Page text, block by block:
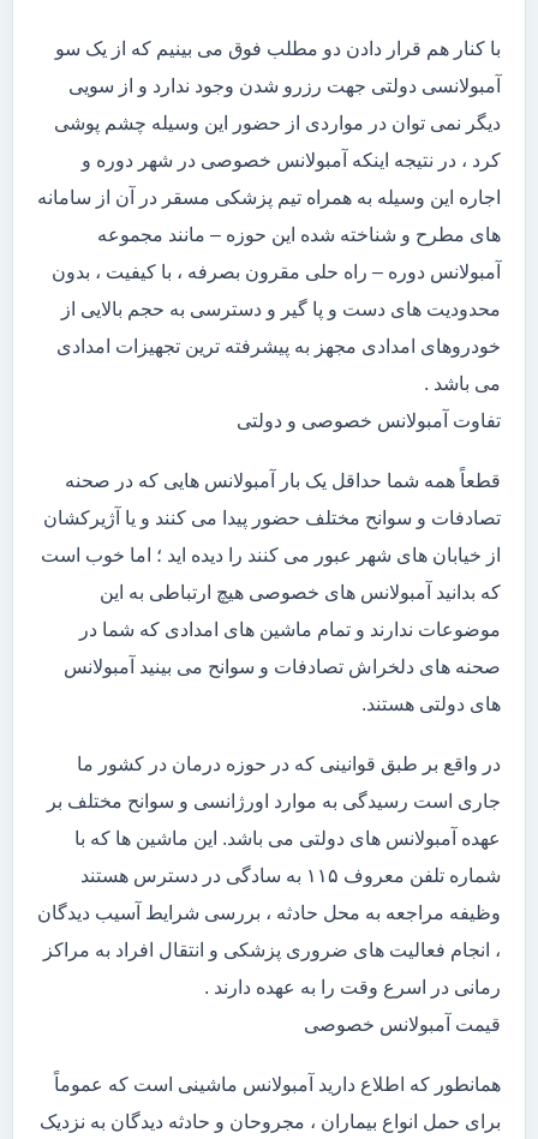
با کنار هم قرار دادن دو مطلب فوق می بینیم که از یک سو
آمبولانسی دولتی جهت رزرو شدن وجود ندارد و از سویی
دیگر نمی توان در مواردی از حضور این وسیله چشم پوشی
کرد ، در نتیجه اینکه آمبولانس خصوصی در شهر دوره و
اجاره این وسیله به همراه تیم پزشکی مسقر در آن از سامانه
های مطرح و شناخته شده این حوزه – مانند مجموعه
آمبولانس دوره – راه حلی مقرون بصرفه ، با کیفیت ، بدون
محدودیت های دست و پا گیر و دسترسی به حجم بالایی از
خودروهای امدادی مجهز به پیشرفته ترین تجهیزات امدادی
می باشد .
تفاوت آمبولانس خصوصی و دولتی
قطعاً همه شما حداقل یک بار آمبولانس هایی که در صحنه
تصادفات و سوانح مختلف حضور پیدا می کنند و یا آژیرکشان
از خیابان های شهر عبور می کنند را دیده اید ؛ اما خوب است
که بدانید آمبولانس های خصوصی هیچ ارتباطی به این
موضوعات ندارند و تمام ماشین های امدادی که شما در
صحنه های دلخراش تصادفات و سوانح می بینید آمبولانس
های دولتی هستند.
در واقع بر طبق قوانینی که در حوزه درمان در کشور ما
جاری است رسیدگی به موارد اورژانسی و سوانح مختلف بر
عهده آمبولانس های دولتی می باشد. این ماشین ها که با
شماره تلفن معروف ۱۱۵ به سادگی در دسترس هستند
وظیفه مراجعه به محل حادثه ، بررسی شرایط آسیب دیدگان
، انجام فعالیت های ضروری پزشکی و انتقال افراد به مراکز
رمانی در اسرع وقت را به عهده دارند .
قیمت آمبولانس خصوصی
همانطور که اطلاع دارید آمبولانس ماشینی است که عموماً
برای حمل انواع بیماران ، مجروحان و حادثه دیدگان به نزدیک